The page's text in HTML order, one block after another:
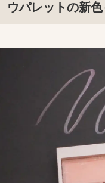
ウパレットの新